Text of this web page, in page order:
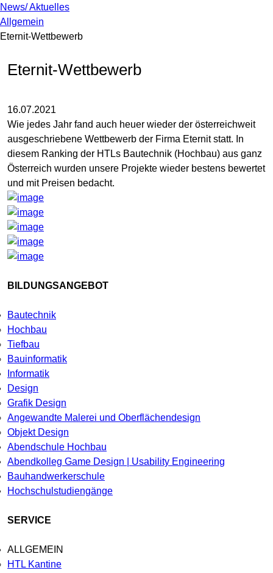
News/ Aktuelles
Allgemein
Eternit-Wettbewerb
Eternit-Wettbewerb
16.07.2021
Wie jedes Jahr fand auch heuer wieder der österreichweit
ausgeschriebene Wettbewerb der Firma Eternit statt. In
diesem Ranking der HTLs Bautechnik (Hochbau) aus ganz
Österreich wurden unsere Projekte wieder bestens bewertet
und mit Preisen bedacht.
BILDUNGSANGEBOT
Bautechnik
Hochbau
Tiefbau
Bauinformatik
Informatik
Design
Grafik Design
Angewandte Malerei und Oberflächendesign
Objekt Design
Abendschule Hochbau
Abendkolleg Game Design | Usability Engineering
Bauhandwerkerschule
Hochschulstudiengänge
SERVICE
ALLGEMEIN
HTL Kantine